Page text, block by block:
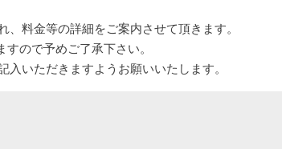
料金等の詳細をご案内させて頂きます。
ので予めご了承下さい。
いただきますようお願いいたします。